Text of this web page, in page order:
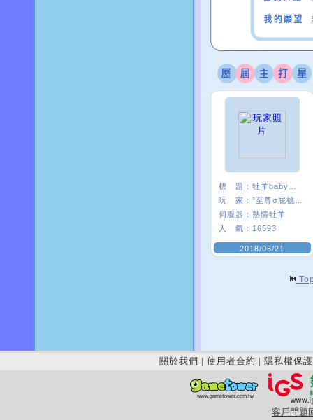
標 題：
玩 家：
伺服器： 熱情牡羊
人 氣： 16593
2018/06/21
關於我們 | 使用者合約 | 隱私權保護
客戶問題